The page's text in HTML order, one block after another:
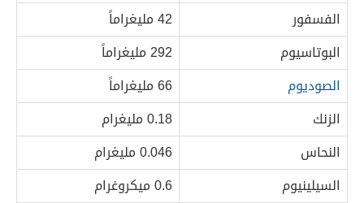
الفسفور
42 مليغراماً
البوتاسيوم
292 مليغراماً
الصوديوم
66 مليغراماً
الزنك
0.18 مليغرام
النحاس
0.046 مليغرام
السيلينيوم
0.6 ميكروغرام